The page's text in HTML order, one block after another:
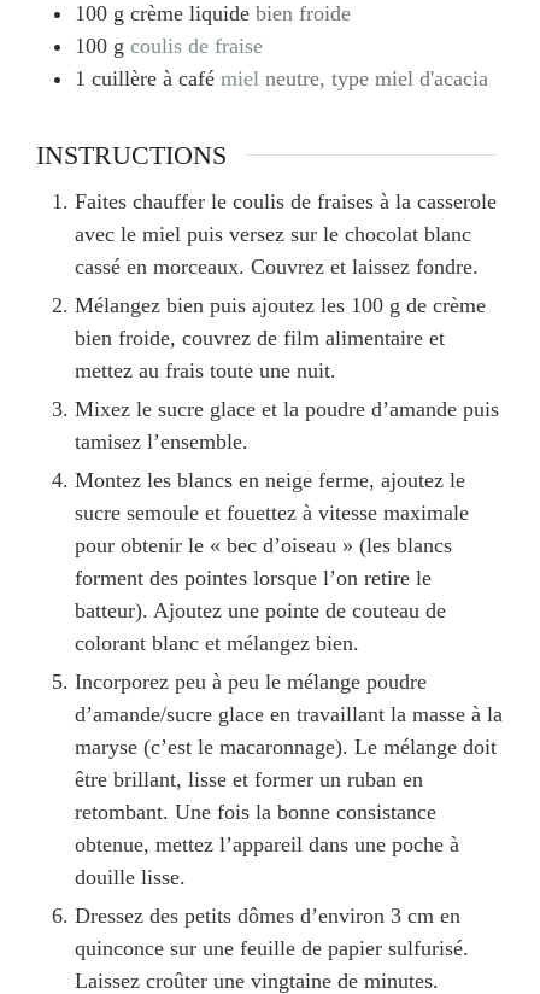
100 g crème liquide bien froide
100 g coulis de fraise
1 cuillère à café miel neutre, type miel d'acacia
INSTRUCTIONS
Faites chauffer le coulis de fraises à la casserole
avec le miel puis versez sur le chocolat blanc
cassé en morceaux. Couvrez et laissez fondre.
Mélangez bien puis ajoutez les 100 g de crème
bien froide, couvrez de film alimentaire et
mettez au frais toute une nuit.
Mixez le sucre glace et la poudre d’amande puis
tamisez l’ensemble.
Montez les blancs en neige ferme, ajoutez le
sucre semoule et fouettez à vitesse maximale
pour obtenir le « bec d’oiseau » (les blancs
forment des pointes lorsque l’on retire le
batteur). Ajoutez une pointe de couteau de
colorant blanc et mélangez bien.
Incorporez peu à peu le mélange poudre
d’amande/sucre glace en travaillant la masse à la
maryse (c’est le macaronnage). Le mélange doit
être brillant, lisse et former un ruban en
retombant. Une fois la bonne consistance
obtenue, mettez l’appareil dans une poche à
douille lisse.
Dressez des petits dômes d’environ 3 cm en
quinconce sur une feuille de papier sulfurisé.
Laissez croûter une vingtaine de minutes.